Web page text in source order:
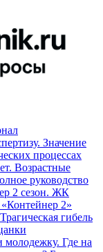
Значение
процессах
Возрастные
руководство
2 сезон. ЖК
2»
гибель
молодежку. Где на